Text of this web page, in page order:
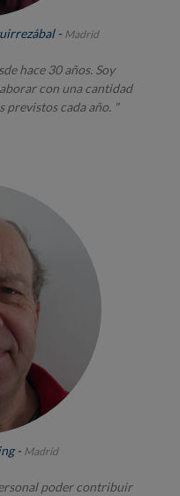
- Madrid
hace 30 años. Soy
con una cantidad
previstos cada año. "
- Madrid
poder contribuir